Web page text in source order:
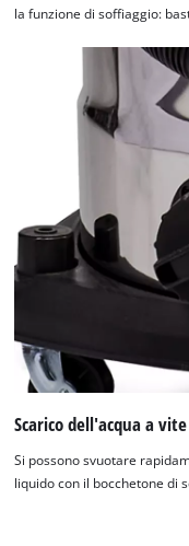
la funzione di soffiaggio:
Scarico dell'acqua a vite
Si possono svuotare
liquido con il bocchetone di